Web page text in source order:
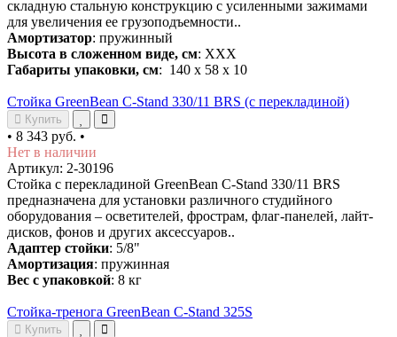
складную стальную конструкцию с усиленными зажимами
для увеличения ее грузоподъемности..
Амортизатор: пружинный
Высота в сложенном виде, см: ХХХ
Габариты упаковки, см: 140 х 58 х 10
Стойка GreenBean C-Stand 330/11 BRS (с перекладиной)
Купить
• 8 343 руб. •
Нет в наличии
Артикул: 2-30196
Стойка с перекладиной GreenBean C-Stand 330/11 BRS
предназначена для установки различного студийного
оборудования – осветителей, фрострам, флаг-панелей, лайт-
дисков, фонов и других аксессуаров..
Адаптер стойки: 5/8"
Амортизация: пружинная
Вес с упаковкой: 8 кг
Стойка-тренога GreenBean C-Stand 325S
Купить